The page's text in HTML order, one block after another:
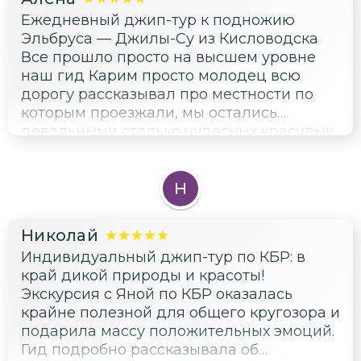
интересные рассказы и прекрасную
поездку! Всем рекомендую!
Ежедневный джип-тур к подножию
Эльбруса — Джилы-Су из Кисловодска
Все прошло просто на высшем уровне
наш гид Карим просто молодец всю
дорогу рассказывал про местности по
которым проезжали, мы остались
довольными столько чудесных красивых
которые до сих пор манят.
Н
Николай
Индивидуальный джип-тур по КБР: в
край дикой природы и красоты!
Экскурсия с Яной по КБР оказалась
крайне полезной для общего кругозора и
подарила массу положительных эмоций.
Гид подробно рассказывала об